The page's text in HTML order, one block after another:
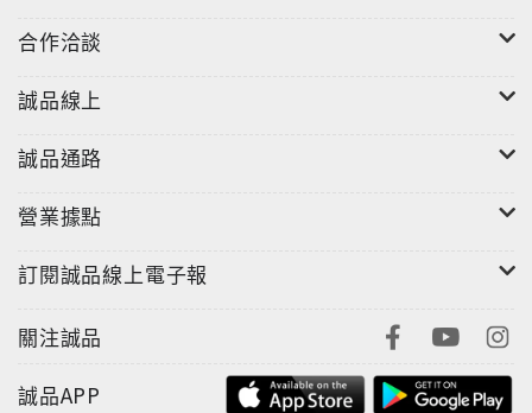
合作洽談
誠品線上
誠品通路
營業據點
訂閱誠品線上電子報
關注誠品
誠品APP